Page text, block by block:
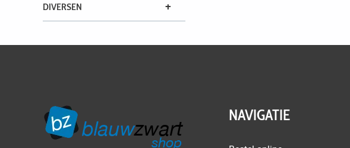
DIVERSEN +
NAVIGATIE